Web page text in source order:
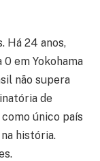
Há 24 anos,
em Yokohama
não supera
de
único país
história.